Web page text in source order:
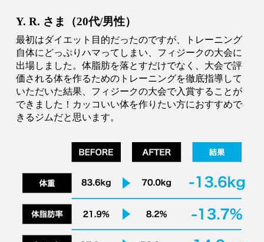
Y.R. さま（20代/男性）
最初はダイエット目的だったのですが、トレーニング
自体にどっぷりハマってしまい、フィジークの大会に
出場しました。体脂肪を落とすだけでなく、大会で評
価される体を作るためのトレーニングを徹底指導して
いただいた結果、フィジークの大会で入賞することが
できました！カッコいい体を作りたい方におすすめで
きるジムだと思います。